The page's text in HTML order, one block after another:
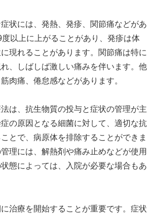
状には、発熱、発疹、関節痛などがあ
度以上に上がることがあり、発疹は体
現れることがあります。関節痛は特に
、しばしば激しい痛みを伴います。他
肉痛、倦怠感などがあります。
は、抗生物質の投与と症状の管理が主
の原因となる細菌に対して、適切な抗
とで、病原体を排除することができま
理には、解熱剤や痛み止めなどが使用
態によっては、入院が必要な場合もあ
治療を開始することが重要です。症状